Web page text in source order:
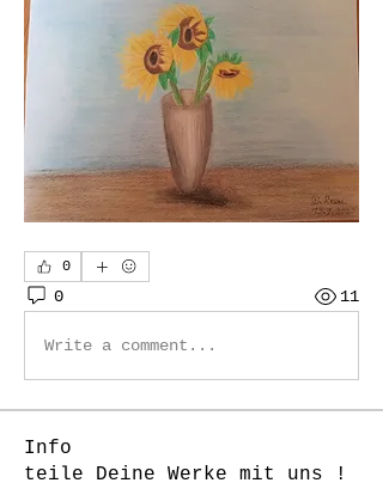
0
0 11
Write a comment...
Info
teile Deine Werke mit uns !